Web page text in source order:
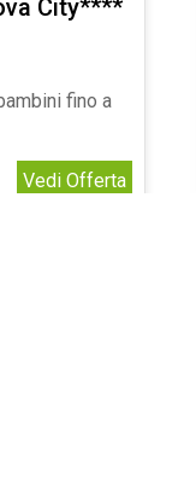
City****
fino a
Vedi Offerta